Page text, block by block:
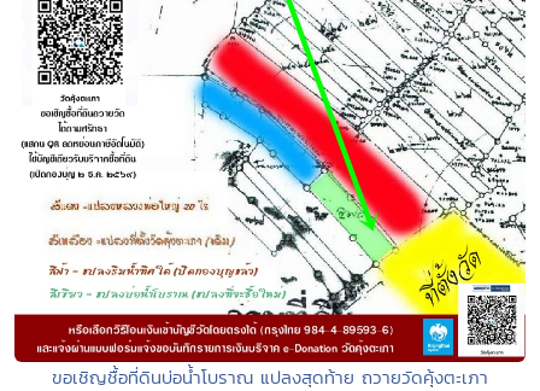
ขอเชิญชื้อที่ดินบ่อน้ำโบราณ แปลงสุดท้าย ถวายวัดคุ้งตะเภา